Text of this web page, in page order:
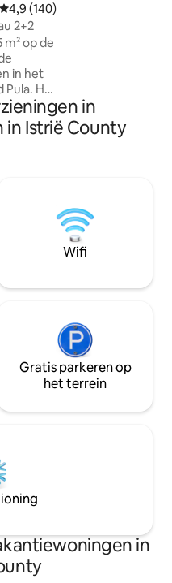
Gemiddelde beoordeling van
4,9 (140)
2+2
op de
in het
Het
het
aan de
een
prachtig
is voor
in
Istrië County
Wifi
Gratis parkeren op
het terrein
in